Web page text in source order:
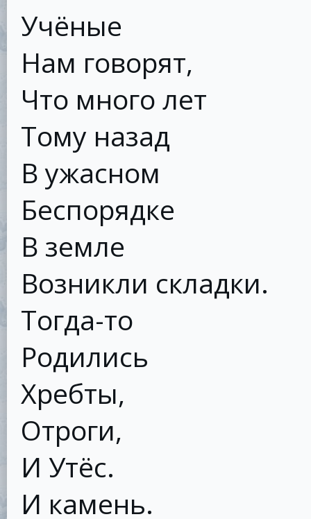
Учёные
Нам говорят,
Что много лет
Тому назад
В ужасном
Беспорядке
В земле
Возникли складки.
Тогда-то
Родились
Хребты,
Отроги,
И Утёс.
И камень.